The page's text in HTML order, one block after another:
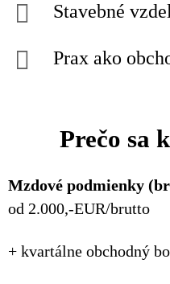
Stavebné
Prax ako
Prečo sa
Mzdové podmienky
od 2.000,-EUR/brutto
+ kvartálne obchodný